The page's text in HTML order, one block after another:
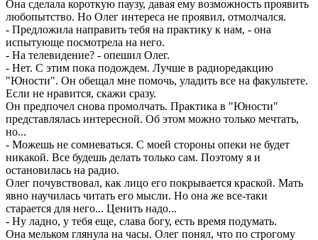
Она сделала короткую паузу, давая ему возможность проявить
любопытство. Но Олег интереса не проявил, отмолчался.
- Предложила направить тебя на практику к нам, - она
испытующе посмотрела на него.
- На телевидение? - опешил Олег.
- Нет. С этим пока подождем. Лучше в радиоредакцию
"Юности". Он обещал мне помочь, уладить все на факультете.
Если не нравится, скажи сразу.
Он предпочел снова промолчать. Практика в "Юности"
представлялась интересной. Об этом можно только мечтать,
но...
- Можешь не сомневаться. С моей стороны опеки не будет
никакой. Все будешь делать только сам. Поэтому я и
остановилась на радио.
Олег почувствовал, как лицо его покрывается краской. Мать
явно научилась читать его мысли. Но она же все-таки
старается для него... Ценить надо...
- Ну ладно, у тебя еще, слава богу, есть время подумать.
Она мельком глянула на часы. Олег понял, что по строгому